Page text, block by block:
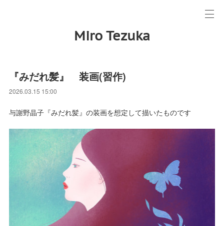
Miro Tezuka
『みだれ髪』 装画(習作)
2026.03.15 15:00
与謝野晶子『みだれ髪』の装画を想定して描いたものです